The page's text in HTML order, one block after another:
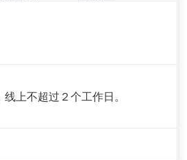
上不超过２个工作日。